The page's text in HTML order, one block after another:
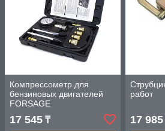
Компрессометр для
бензиновых двигателей
FORSAGE
17 545 ₸
работ
17 985